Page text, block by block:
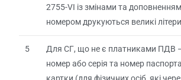
2755-VІ із змінами та
номером друкуються великі
5
Для СГ, що не є платниками ПДВ
номер або серія та номер
картки (для фізичних осіб, які